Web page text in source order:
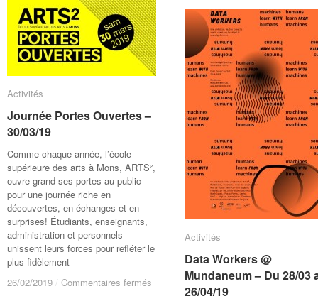
Activités
Journée Portes Ouvertes –
30/03/19
Comme chaque année, l’école
supérieure des arts à Mons, ARTS²,
ouvre grand ses portes au public
pour une journée riche en
découvertes, en échanges et en
surprises! Étudiants, enseignants,
administration et personnels
unissent leurs forces pour refléter le
plus fidèlement
26/02/2019 / Commentaires fermés
Activités
Journée Portes Ouvertes –
30/03/19
26/02/2019 / Commentaires fermés
Activités
Data Workers @
Mundaneum – Du 28/03
26/04/19
Activités
Data Workers @
Mundaneum – Du 28/03
26/04/19